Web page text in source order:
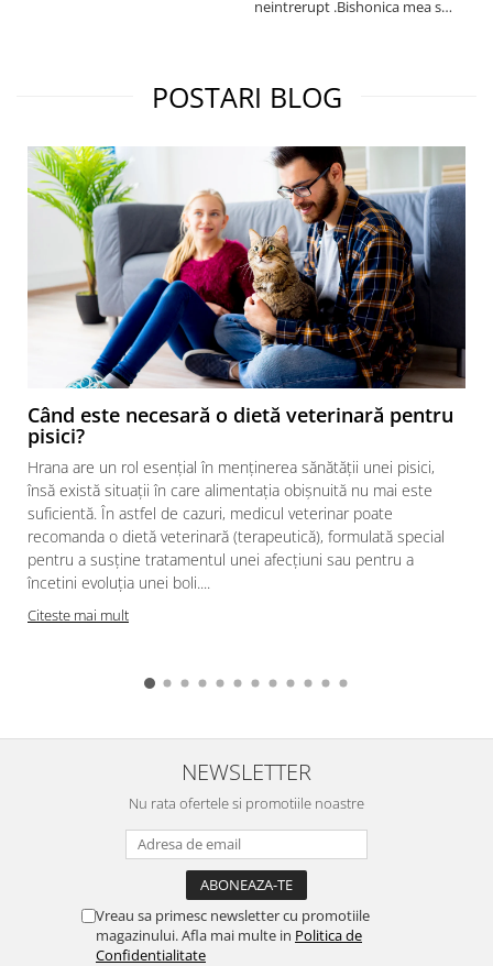
neintrerupt .Bishonica mea se
treia comanda recomand cu
mult drag !
POSTARI BLOG
Când este necesară o dietă veterinară pentru
pisici?
Hrana are un rol esențial în menținerea sănătății unei pisici,
însă există situații în care alimentația obișnuită nu mai este
suficientă. În astfel de cazuri, medicul veterinar poate
recomanda o dietă veterinară (terapeutică), formulată special
pentru a susține tratamentul unei afecțiuni sau pentru a
încetini evoluția unei boli....
Citeste mai mult
NEWSLETTER
Nu rata ofertele si promotiile noastre
Vreau sa primesc newsletter cu promotiile
magazinului. Afla mai multe in Politica de
Confidentialitate